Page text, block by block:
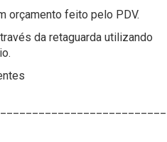
orçamento feito pelo PDV.
da retaguarda utilizando